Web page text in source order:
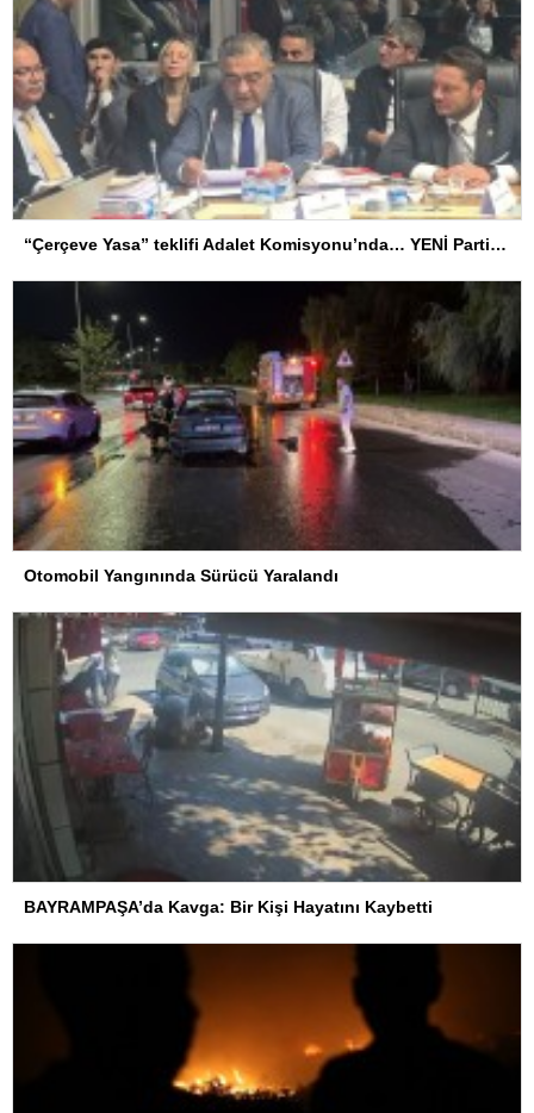
“Çerçeve Yasa” teklifi Adalet Komisyonu’nda… YENİ Partili Tanrıkulu: Bir insana ‘Silahını bırak, ülkene dön, siyasal ve toplumsal hayata katıl’ diyorsanız, o insan kapıdan içeri girdiğinde başına ne geleceğini bilmelidir
Otomobil Yangınında Sürücü Yaralandı
BAYRAMPAŞA’da Kavga: Bir Kişi Hayatını Kaybetti